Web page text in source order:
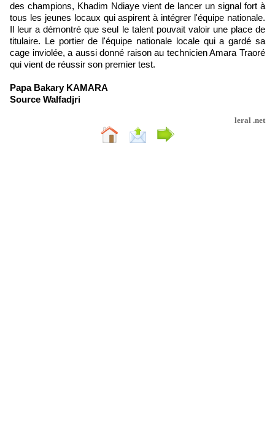
des champions, Khadim Ndiaye vient de lancer un signal fort à
tous les jeunes locaux qui aspirent à intégrer l'équipe nationale.
Il leur a démontré que seul le talent pouvait valoir une place de
titulaire. Le portier de l'équipe nationale locale qui a gardé sa
cage inviolée, a aussi donné raison au technicien Amara Traoré
qui vient de réussir son premier test.
Papa Bakary KAMARA
Source Walfadjri
leral .net